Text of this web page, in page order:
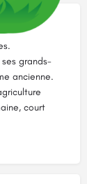
grands-
ancienne.
court